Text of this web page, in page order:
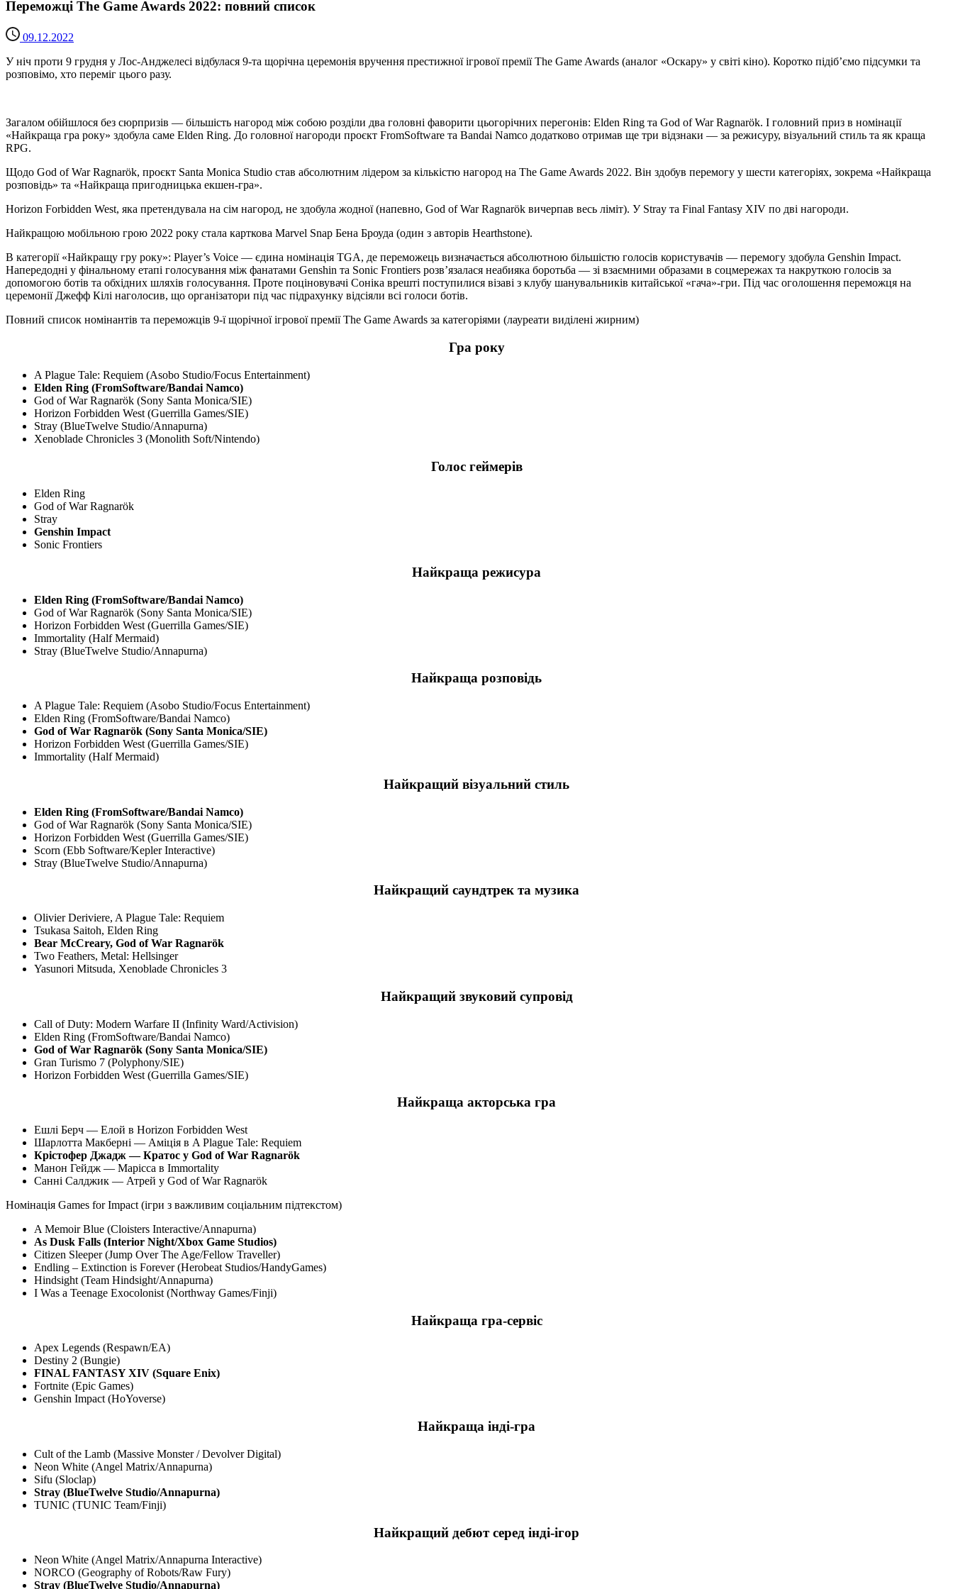
Переможці The Game Awards 2022: повний список
09.12.2022
У ніч проти 9 грудня у Лос-Анджелесі відбулася 9-та щорічна церемонія вручення престижної ігрової премії The Game Awards (аналог «Оскару» у світі кіно). Коротко підіб’ємо підсумки та
розповімо, хто переміг цього разу.
Загалом обійшлося без сюрпризів — більшість нагород між собою розділи два головні фаворити цьогорічних перегонів: Elden Ring та God of War Ragnarök. І головний приз в номінації
«Найкраща гра року» здобула саме Elden Ring. До головної нагороди проєкт FromSoftware та Bandai Namco додатково отримав ще три відзнаки — за режисуру, візуальний стиль та як краща
RPG.
Щодо God of War Ragnarök, проєкт Santa Monica Studio став абсолютним лідером за кількістю нагород на The Game Awards 2022. Він здобув перемогу у шести категоріях, зокрема «Найкраща
розповідь» та «Найкраща пригодницька екшен-гра».
Horizon Forbidden West, яка претендувала на сім нагород, не здобула жодної (напевно, God of War Ragnarök вичерпав весь ліміт). У Stray та Final Fantasy XIV по дві нагороди.
Найкращою мобільною грою 2022 року стала карткова Marvel Snap Бена Броуда (один з авторів Hearthstone).
В категорії «Найкращу гру року»: Player’s Voice — єдина номінація TGA, де переможець визначається абсолютною більшістю голосів користувачів — перемогу здобула Genshin Impact.
Напередодні у фінальному етапі голосування між фанатами Genshin та Sonic Frontiers розв’язалася неабияка боротьба — зі взаємними образами в соцмережах та накруткою голосів за
допомогою ботів та обхідних шляхів голосування. Проте поціновувачі Соніка врешті поступилися візаві з клубу шанувальників китайської «гача»-гри. Під час оголошення переможця на
церемонії Джефф Кілі наголосив, що організатори під час підрахунку відсіяли всі голоси ботів.
Повний список номінантів та переможців 9-ї щорічної ігрової премії The Game Awards за категоріями (лауреати виділені жирним)
Гра року
A Plague Tale: Requiem (Asobo Studio/Focus Entertainment)
Elden Ring (FromSoftware/Bandai Namco)
God of War Ragnarök (Sony Santa Monica/SIE)
Horizon Forbidden West (Guerrilla Games/SIE)
Stray (BlueTwelve Studio/Annapurna)
Xenoblade Chronicles 3 (Monolith Soft/Nintendo)
Голос геймерів
Elden Ring
God of War Ragnarök
Stray
Genshin Impact
Sonic Frontiers
Найкраща режисура
Elden Ring (FromSoftware/Bandai Namco)
God of War Ragnarök (Sony Santa Monica/SIE)
Horizon Forbidden West (Guerrilla Games/SIE)
Immortality (Half Mermaid)
Stray (BlueTwelve Studio/Annapurna)
Найкраща розповідь
A Plague Tale: Requiem (Asobo Studio/Focus Entertainment)
Elden Ring (FromSoftware/Bandai Namco)
God of War Ragnarök (Sony Santa Monica/SIE)
Horizon Forbidden West (Guerrilla Games/SIE)
Immortality (Half Mermaid)
Найкращий візуальний стиль
Elden Ring (FromSoftware/Bandai Namco)
God of War Ragnarök (Sony Santa Monica/SIE)
Horizon Forbidden West (Guerrilla Games/SIE)
Scorn (Ebb Software/Kepler Interactive)
Stray (BlueTwelve Studio/Annapurna)
Найкращий саундтрек та музика
Olivier Deriviere, A Plague Tale: Requiem
Tsukasa Saitoh, Elden Ring
Bear McCreary, God of War Ragnarök
Two Feathers, Metal: Hellsinger
Yasunori Mitsuda, Xenoblade Chronicles 3
Найкращий звуковий супровід
Call of Duty: Modern Warfare II (Infinity Ward/Activision)
Elden Ring (FromSoftware/Bandai Namco)
God of War Ragnarök (Sony Santa Monica/SIE)
Gran Turismo 7 (Polyphony/SIE)
Horizon Forbidden West (Guerrilla Games/SIE)
Найкраща акторська гра
Ешлі Берч — Елой в Horizon Forbidden West
Шарлотта Макберні — Аміція в A Plague Tale: Requiem
Крістофер Джадж — Кратос у God of War Ragnarök
Манон Гейдж — Марісса в Immortality
Санні Салджик — Атрей у God of War Ragnarök
Номінація Games for Impact (ігри з важливим соціальним підтекстом)
A Memoir Blue (Cloisters Interactive/Annapurna)
As Dusk Falls (Interior Night/Xbox Game Studios)
Citizen Sleeper (Jump Over The Age/Fellow Traveller)
Endling – Extinction is Forever (Herobeat Studios/HandyGames)
Hindsight (Team Hindsight/Annapurna)
I Was a Teenage Exocolonist (Northway Games/Finji)
Найкраща гра-сервіс
Apex Legends (Respawn/EA)
Destiny 2 (Bungie)
FINAL FANTASY XIV (Square Enix)
Fortnite (Epic Games)
Genshin Impact (HoYoverse)
Найкраща інді-гра
Cult of the Lamb (Massive Monster / Devolver Digital)
Neon White (Angel Matrix/Annapurna)
Sifu (Sloclap)
Stray (BlueTwelve Studio/Annapurna)
TUNIC (TUNIC Team/Finji)
Найкращий дебют серед інді-ігор
Neon White (Angel Matrix/Annapurna Interactive)
NORCO (Geography of Robots/Raw Fury)
Stray (BlueTwelve Studio/Annapurna)